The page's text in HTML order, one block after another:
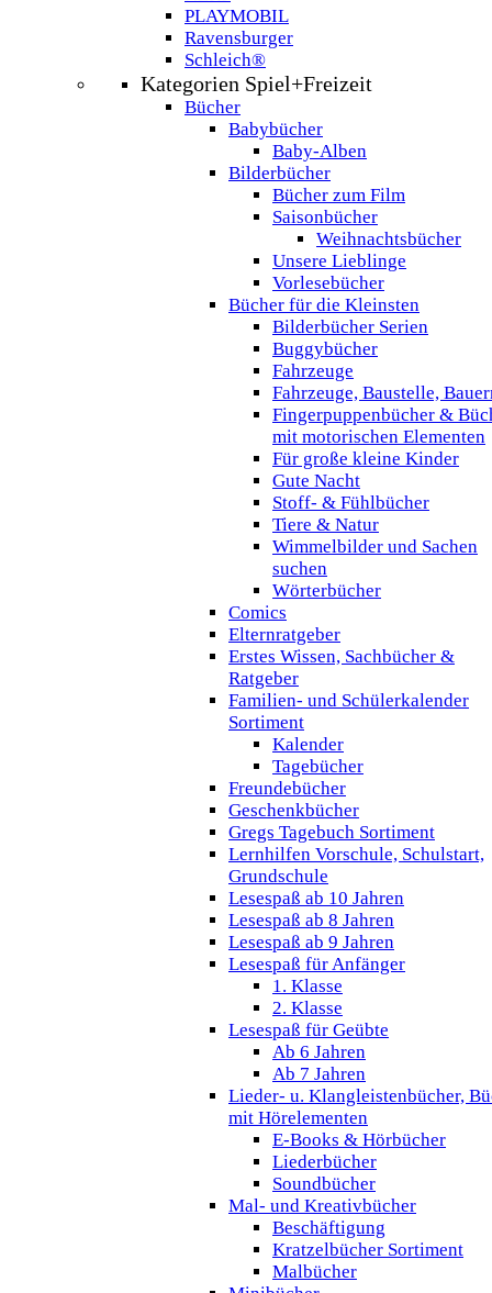
PLAYMOBIL
Ravensburger
Schleich®
Kategorien Spiel+Freizeit
Bücher
Babybücher
Baby-Alben
Bilderbücher
Bücher zum Film
Saisonbücher
Weihnachtsbücher
Unsere Lieblinge
Vorlesebücher
Bücher für die Kleinsten
Bilderbücher Serien
Buggybücher
Fahrzeuge
Fahrzeuge, Baustelle,
Fingerpuppenbücher &
mit motorischen Elementen
Für große kleine Kinder
Gute Nacht
Stoff- & Fühlbücher
Tiere & Natur
Wimmelbilder und Sachen
suchen
Wörterbücher
Comics
Elternratgeber
Erstes Wissen, Sachbücher &
Ratgeber
Familien- und Schülerkalender
Sortiment
Kalender
Tagebücher
Freundebücher
Geschenkbücher
Gregs Tagebuch Sortiment
Lernhilfen Vorschule, Schulstart,
Grundschule
Lesespaß ab 10 Jahren
Lesespaß ab 8 Jahren
Lesespaß ab 9 Jahren
Lesespaß für Anfänger
1. Klasse
2. Klasse
Lesespaß für Geübte
Ab 6 Jahren
Ab 7 Jahren
Lieder- u. Klangleistenbücher,
mit Hörelementen
E-Books & Hörbücher
Liederbücher
Soundbücher
Mal- und Kreativbücher
Beschäftigung
Kratzelbücher Sortiment
Malbücher